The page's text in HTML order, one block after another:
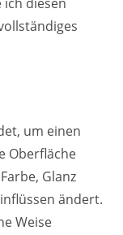
um einen
Oberfläche
Glanz
ändert.
Weise